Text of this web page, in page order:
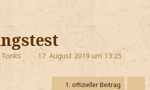
17. August 2019 um 13:25
1. offizieller Beitrag